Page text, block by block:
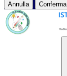
Annulla Conferma